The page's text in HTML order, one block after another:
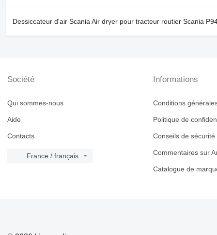
Dessiccateur d'air Scania Air dryer pour tracteur routier Scania
Société
Qui sommes-nous
Aide
Contacts
France / français
Informations
Conditions
Politique de
Conseils de sécurité
Commentaires sur
Catalogue de